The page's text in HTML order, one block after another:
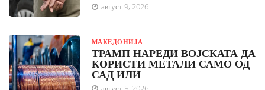
август 9, 2026
МАКЕДОНИЈА
ТРАМП НАРЕДИ ВОЈСКАТА ДА
КОРИСТИ МЕТАЛИ САМО ОД
САД ИЛИ